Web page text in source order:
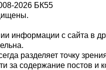
2026 БК55
информации с сайта в
разделяет точку
за содержание постов и